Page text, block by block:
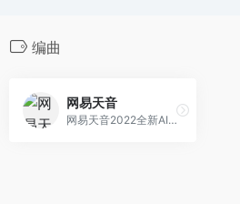
编曲
网易天音
网易天音2022全新AI创作平台正式上线，海量风格限时限免；一键渲染，点亮你的音乐天赋！